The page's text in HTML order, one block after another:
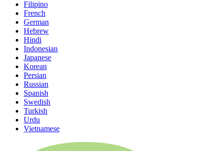
Filipino
French
German
Hebrew
Hindi
Indonesian
Japanese
Korean
Persian
Russian
Spanish
Swedish
Turkish
Urdu
Vietnamese